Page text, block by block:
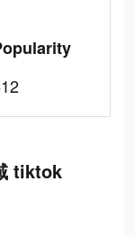
tiktok